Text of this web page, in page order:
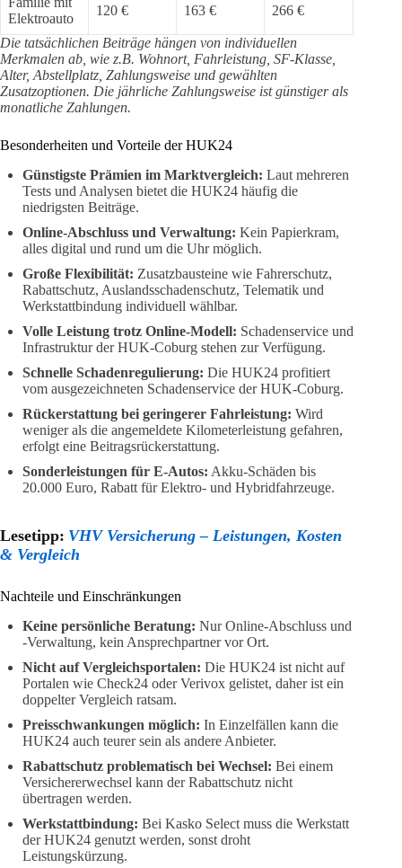
Elektroauto
120 € 163 € 266 €
Die tatsächlichen Beiträge hängen von individuellen
Merkmalen ab, wie z.B. Wohnort, Fahrleistung, SF-Klasse,
Alter, Abstellplatz, Zahlungsweise und gewählten
Zusatzoptionen. Die jährliche Zahlungsweise ist günstiger als
monatliche Zahlungen.
Besonderheiten und Vorteile der HUK24
Günstigste Prämien im Marktvergleich: Laut mehreren
Tests und Analysen bietet die HUK24 häufig die
niedrigsten Beiträge.
Online-Abschluss und Verwaltung: Kein Papierkram,
alles digital und rund um die Uhr möglich.
Große Flexibilität: Zusatzbausteine wie Fahrerschutz,
Rabattschutz, Auslandsschadenschutz, Telematik und
Werkstattbindung individuell wählbar.
Volle Leistung trotz Online-Modell: Schadenservice und
Infrastruktur der HUK-Coburg stehen zur Verfügung.
Schnelle Schadenregulierung: Die HUK24 profitiert
vom ausgezeichneten Schadenservice der HUK-Coburg.
Rückerstattung bei geringerer Fahrleistung: Wird
weniger als die angemeldete Kilometerleistung gefahren,
erfolgt eine Beitragsrückerstattung.
Sonderleistungen für E-Autos: Akku-Schäden bis
20.000 Euro, Rabatt für Elektro- und Hybridfahrzeuge.
Lesetipp: VHV Versicherung – Leistungen, Kosten
& Vergleich
Nachteile und Einschränkungen
Keine persönliche Beratung: Nur Online-Abschluss und
-Verwaltung, kein Ansprechpartner vor Ort.
Nicht auf Vergleichsportalen: Die HUK24 ist nicht auf
Portalen wie Check24 oder Verivox gelistet, daher ist ein
doppelter Vergleich ratsam.
Preisschwankungen möglich: In Einzelfällen kann die
HUK24 auch teurer sein als andere Anbieter.
Rabattschutz problematisch bei Wechsel: Bei einem
Versichererwechsel kann der Rabattschutz nicht
übertragen werden.
Werkstattbindung: Bei Kasko Select muss die Werkstatt
der HUK24 genutzt werden, sonst droht
Leistungskürzung.